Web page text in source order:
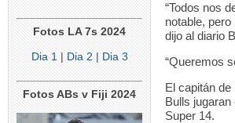
Fotos LA 7s 2024
Dia 1 | Dia 2 | Dia 3
Fotos ABs v Fiji 2024
“Todos nos
notable,
dijo al diario
“Queremos
El capitán
Bulls
Super 14.